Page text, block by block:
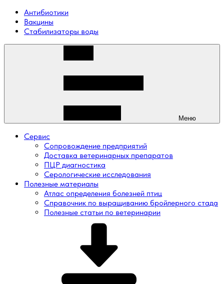
Антибиотики
Вакцины
Стабилизаторы воды
Меню
Сервис
Сопровождение предприятий
Доставка ветеринарных препаратов
ПЦР диагностика
Серологические исследования
Полезные материалы
Атлас определения болезней птиц
Справочник по выращиванию бройлерного стада
Полезные статьи по ветеринарии